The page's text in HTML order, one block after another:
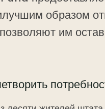
образом
им